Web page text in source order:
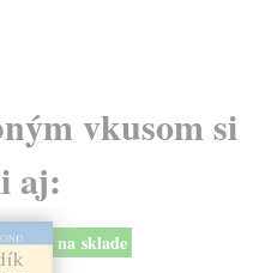
vkusom si
aj:
na sklade